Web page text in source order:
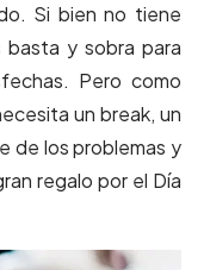
Si bien no tiene
basta y sobra para
Pero como
un break, un
de los problemas y
regalo por el Día